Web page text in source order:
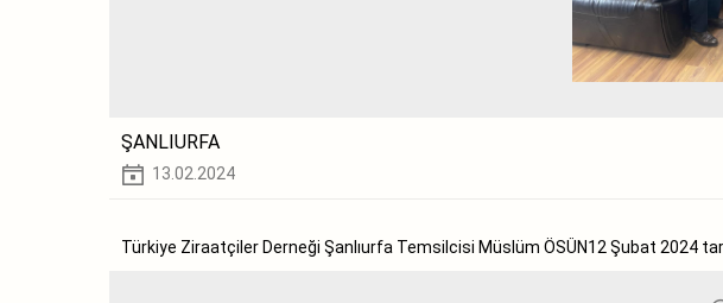
ŞANLIURFA
13.02.2024
Türkiye Ziraatçiler Derneği Şanlıurfa Temsilcisi Müslüm ÖSÜN12 Şubat 2024